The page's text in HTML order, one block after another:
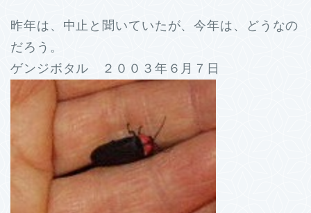
昨年は、中止と聞いていたが、今年は、どうなの
だろう。
ゲンジボタル ２００３年６月７日